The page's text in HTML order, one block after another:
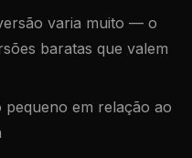
varia muito — o
baratas que valem
em relação ao